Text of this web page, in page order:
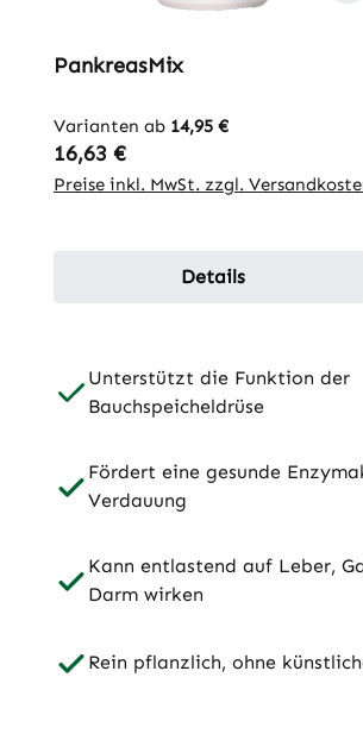
PankreasMix
Varianten ab 14,95 €
Regulärer Preis:
16,63 €
Preise inkl. MwSt. zzgl.
Details
Unterstützt die Funktion der
Bauchspeicheldrüse
Fördert eine gesunde
Verdauung
Kann entlastend auf Leber,
Darm wirken
Rein pflanzlich, ohne